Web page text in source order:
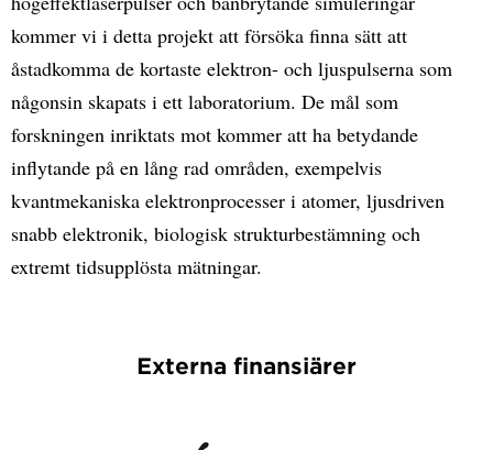
kommer vi i detta projekt att försöka finna sätt att
åstadkomma de kortaste elektron- och ljuspulserna som
någonsin skapats i ett laboratorium. De mål som
forskningen inriktats mot kommer att ha betydande
inflytande på en lång rad områden, exempelvis
kvantmekaniska elektronprocesser i atomer, ljusdriven
snabb elektronik, biologisk strukturbestämning och
extremt tidsupplösta mätningar.
Externa finansiärer